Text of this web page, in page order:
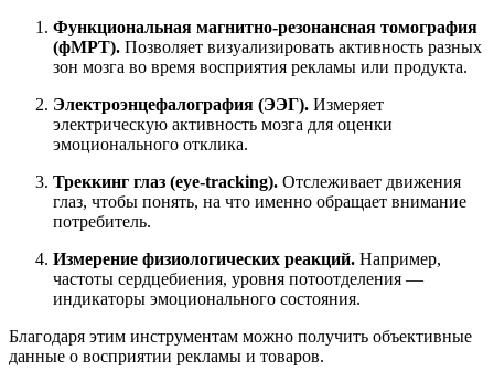
Функциональная магнитно-резонансная томография
(фМРТ). Позволяет визуализировать активность разных
зон мозга во время восприятия рекламы или продукта.
Электроэнцефалография (ЭЭГ). Измеряет
электрическую активность мозга для оценки
эмоционального отклика.
Треккинг глаз (eye-tracking). Отслеживает движения
глаз, чтобы понять, на что именно обращает внимание
потребитель.
Измерение физиологических реакций. Например,
частоты сердцебиения, уровня потоотделения —
индикаторы эмоционального состояния.
Благодаря этим инструментам можно получить объективные
данные о восприятии рекламы и товаров.